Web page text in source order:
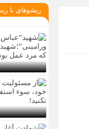
در شرکت زامیاد
سالروز آزادسازی خرمشهر در
گل کوچک جهان شرکت کرد
ريشوهاي با